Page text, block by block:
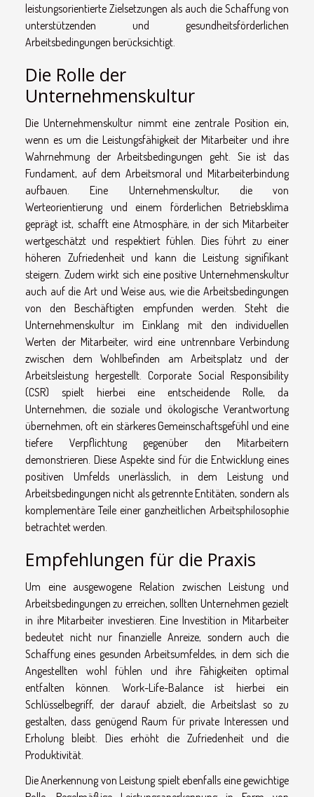
leistungsorientierte Zielsetzungen als auch die Schaffung von
unterstützenden und gesundheitsförderlichen
Arbeitsbedingungen berücksichtigt.
Die Rolle der
Unternehmenskultur
Die Unternehmenskultur nimmt eine zentrale Position ein,
wenn es um die Leistungsfähigkeit der Mitarbeiter und ihre
Wahrnehmung der Arbeitsbedingungen geht. Sie ist das
Fundament, auf dem Arbeitsmoral und Mitarbeiterbindung
aufbauen. Eine Unternehmenskultur, die von
Werteorientierung und einem förderlichen Betriebsklima
geprägt ist, schafft eine Atmosphäre, in der sich Mitarbeiter
wertgeschätzt und respektiert fühlen. Dies führt zu einer
höheren Zufriedenheit und kann die Leistung signifikant
steigern. Zudem wirkt sich eine positive Unternehmenskultur
auch auf die Art und Weise aus, wie die Arbeitsbedingungen
von den Beschäftigten empfunden werden. Steht die
Unternehmenskultur im Einklang mit den individuellen
Werten der Mitarbeiter, wird eine untrennbare Verbindung
zwischen dem Wohlbefinden am Arbeitsplatz und der
Arbeitsleistung hergestellt. Corporate Social Responsibility
(CSR) spielt hierbei eine entscheidende Rolle, da
Unternehmen, die soziale und ökologische Verantwortung
übernehmen, oft ein stärkeres Gemeinschaftsgefühl und eine
tiefere Verpflichtung gegenüber den Mitarbeitern
demonstrieren. Diese Aspekte sind für die Entwicklung eines
positiven Umfelds unerlässlich, in dem Leistung und
Arbeitsbedingungen nicht als getrennte Entitäten, sondern als
komplementäre Teile einer ganzheitlichen Arbeitsphilosophie
betrachtet werden.
Empfehlungen für die Praxis
Um eine ausgewogene Relation zwischen Leistung und
Arbeitsbedingungen zu erreichen, sollten Unternehmen gezielt
in ihre Mitarbeiter investieren. Eine Investition in Mitarbeiter
bedeutet nicht nur finanzielle Anreize, sondern auch die
Schaffung eines gesunden Arbeitsumfeldes, in dem sich die
Angestellten wohl fühlen und ihre Fähigkeiten optimal
entfalten können. Work-Life-Balance ist hierbei ein
Schlüsselbegriff, der darauf abzielt, die Arbeitslast so zu
gestalten, dass genügend Raum für private Interessen und
Erholung bleibt. Dies erhöht die Zufriedenheit und die
Produktivität.
Die Anerkennung von Leistung spielt ebenfalls eine gewichtige